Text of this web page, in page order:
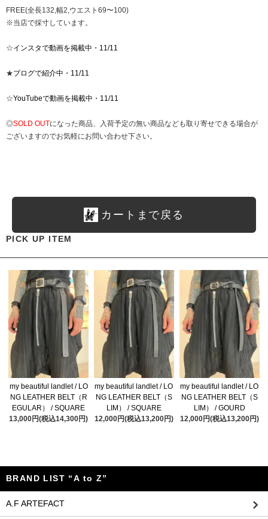
FREE(全長132,幅2,ウエスト69〜100)
※当店で採寸しています。
☆インスタで動画を掲載中・11/11
★ブログで紹介中・11/11
☆YouTubeで動画を掲載中・11/11
◎SOLD OUTになった商品、入荷予定の無い商品なども取り寄せできる場合が
ございますのでお気軽にお問い合わせ下さい。
カートまで戻る
PICK UP ITEM
my beautiful landlet / LO
NG LEATHER BELT（R
EGULAR） / SQUARE
13,000円(税込14,300円)
my beautiful landlet / LO
NG LEATHER BELT（S
LIM） / SQUARE
12,000円(税込13,200円)
my beautiful landlet / LO
NG LEATHER BELT（S
LIM） / GOURD
12,000円(税込13,200円)
BRAND LIST “A to Z”
A.F ARTEFACT